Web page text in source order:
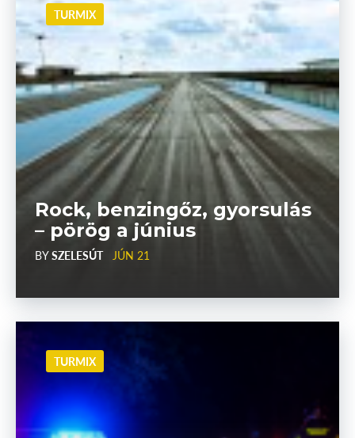
TURMIX
Rock, benzingőz, gyorsulás
– pörög a június
BYSZELESÚT JÚN 21
TURMIX